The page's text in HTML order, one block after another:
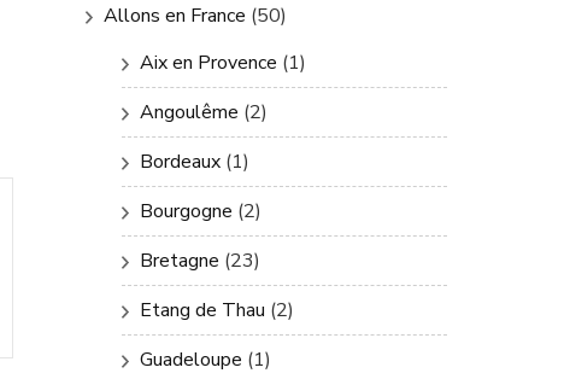
Allons en France (50)
Aix en Provence (1)
Angoulême (2)
Bordeaux (1)
Bourgogne (2)
Bretagne (23)
Etang de Thau (2)
Guadeloupe (1)